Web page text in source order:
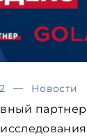
Новости
партнер